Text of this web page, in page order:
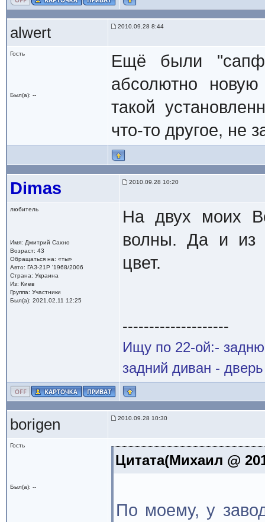
alwert 2010.09.28 8:44
Гость
Был(а): --
Ещё были
абсолютно
такой
что-то другое, не
Dimas 2010.09.28 10:20
любитель
Имя: Дмитрий Сахно
Возраст: 43
Обращаться на: «ты»
Авто: ГАЗ-21Р '1968/2006
Страна: Украина
Из: Киев
Группа: Участники
Был(а): 2021.02.11 12:25
На двух моих
волны. Да и из
цвет.
--------------------
Ищу по 22-ой:-
задний диван -
borigen 2010.09.28 10:30
Гость
Был(а): --
Цитата(Михаил @
По моему, у